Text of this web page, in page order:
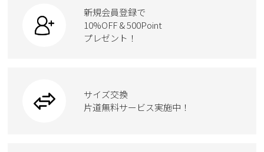
カジュアルシューズ
ワークシューズ
ウェア
ローファー
ブーツ
スクール
ボディバッグ
ハンドバッグ
トートバッグ
ケア用品
新規会員登録で
10%OFF & 500Point
プレゼント！
サイズ交換
片道無料サービス実施中！